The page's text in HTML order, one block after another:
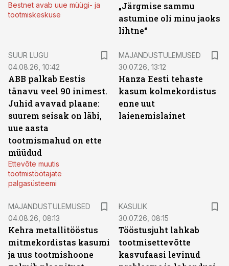
Bestnet avab uue müügi- ja
tootmiskeskuse
„Järgmise sammu
astumine oli minu jaoks
lihtne“
SUUR LUGU
04.08.26, 10:42
ABB palkab Eestis
tänavu veel 90 inimest.
Juhid avavad plaane:
suurem seisak on läbi,
uue aasta
tootmismahud on ette
müüdud
Ettevõte muutis
tootmistöötajate
palgasüsteemi
MAJANDUSTULEMUSED
30.07.26, 13:12
Hanza Eesti tehaste
kasum kolmekordistus
enne uut
laienemislainet
MAJANDUSTULEMUSED
04.08.26, 08:13
Kehra metallitööstus
mitmekordistas kasumi
ja uus tootmishoone
KASULIK
30.07.26, 08:15
Tööstusjuht lahkab
tootmisettevõtte
kasvufaasi levinud